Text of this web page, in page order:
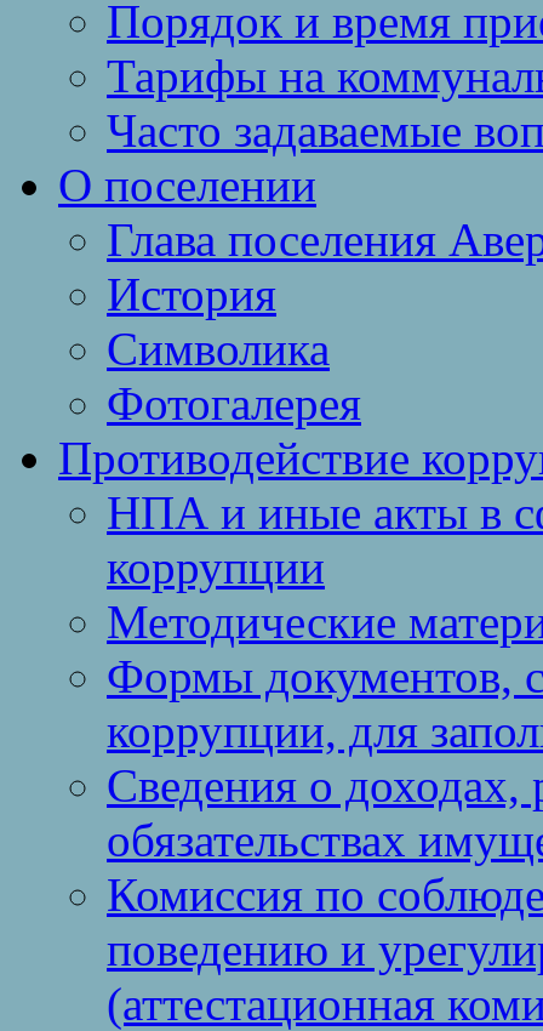
Порядок и время
Тарифы на
Часто задаваемые
О поселении
Глава поселения
История
Символика
Фотогалерея
Противодействие
НПА и иные акты в
коррупции
Методические
Формы документов,
коррупции, для
Сведения о доходах,
обязательствах
Комиссия по
поведению и
(аттестационная